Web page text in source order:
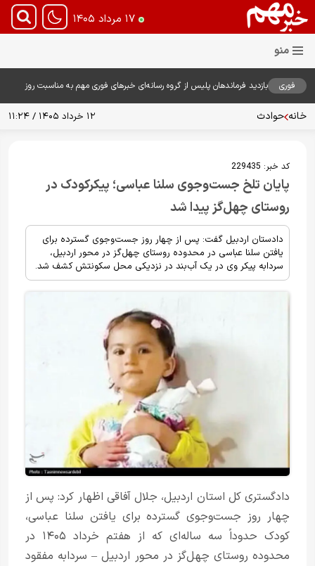
۱۷ مرداد ۱۴۰۵
فوری
بازدید فرماندهان پلیس از گروه رسانه‌ای خبرهای فوری مهم به مناسبت روز
خانه حوادث ۱۲ خرداد ۱۴۰۵ / ۱۱:۲۴
کد خبر: 229435
پایان تلخ جست‌وجوی سلنا عباسی؛ پیکرکودک در
روستای چهل‌گز پیدا شد
دادستان اردبیل گفت: پس از چهار روز جست‌وجوی گسترده برای
یافتن سلنا عباسی در محدوده روستای چهل‌گز در محور اردبیل،
سردابه پیکر وی در یک آب‌بند در نزدیکی محل سکونتش کشف شد.
دادگستری کل استان اردبیل، جلال آفاقی اظهار کرد: پس از
چهار روز جست‌وجوی گسترده برای یافتن سلنا عباسی،
کودک حدوداً سه ساله‌ای که از هفتم خرداد ۱۴۰۵ در
محدوده روستای چهل‌گز در محور اردبیل – سردابه مفقود